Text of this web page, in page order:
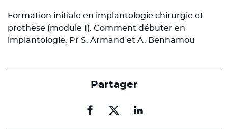
Formation initiale en implantologie chirurgie et
prothèse (module 1). Comment débuter en
implantologie, Pr S. Armand et A. Benhamou
Partager
PartagerPartagerPartager